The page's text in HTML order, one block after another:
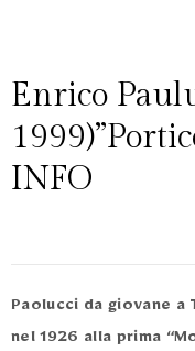
Enrico
INFO
Paolucci da giovane
nel 1926 alla prima